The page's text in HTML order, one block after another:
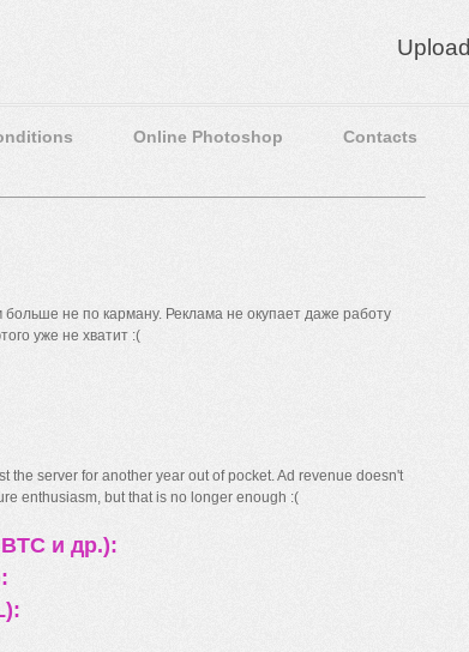
Upload
Online Photoshop Contacts
не по карману. Реклама не окупает даже работу
уже не хватит :(
the server for another year out of pocket. Ad revenue doesn't
enthusiasm, but that is no longer enough :(
и др.):